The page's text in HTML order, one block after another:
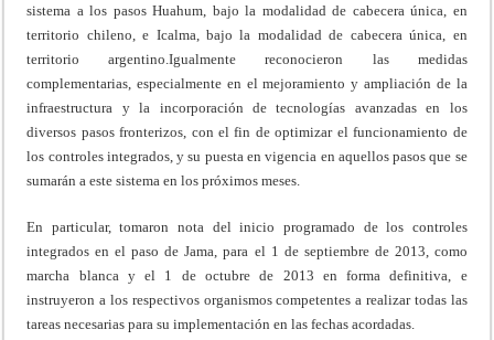
sistema a los pasos Huahum, bajo la modalidad de cabecera única, en
territorio chileno, e Icalma, bajo la modalidad de cabecera única, en
territorio argentino.Igualmente reconocieron las medidas
complementarias, especialmente en el mejoramiento y ampliación de la
infraestructura y la incorporación de tecnologías avanzadas en los
diversos pasos fronterizos, con el fin de optimizar el funcionamiento de
los controles integrados, y su puesta en vigencia en aquellos pasos que se
sumarán a este sistema en los próximos meses.
En particular, tomaron nota del inicio programado de los controles
integrados en el paso de Jama, para el 1 de septiembre de 2013, como
marcha blanca y el 1 de octubre de 2013 en forma definitiva, e
instruyeron a los respectivos organismos competentes a realizar todas las
tareas necesarias para su implementación en las fechas acordadas.